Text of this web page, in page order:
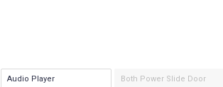
Audio Player Both Power Slide Door